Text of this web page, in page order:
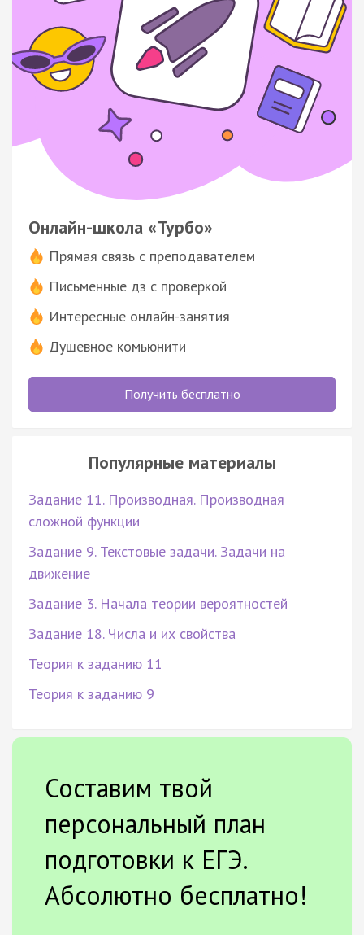
Онлайн-школа «Турбо»
Прямая связь с преподавателем
Письменные дз с проверкой
Интересные онлайн-занятия
Душевное комьюнити
Получить бесплатно
Популярные материалы
Задание 11. Производная. Производная
сложной функции
Задание 9. Текстовые задачи. Задачи на
движение
Задание 3. Начала теории вероятностей
Задание 18. Числа и их свойства
Теория к заданию 11
Теория к заданию 9
Составим твой
персональный план
подготовки к ЕГЭ.
Абсолютно бесплатно!